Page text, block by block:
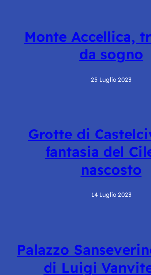
Monte Accellica,
da sogno
25 Luglio 2023
Grotte di
fantasia del
nascosto
14 Luglio 2023
Palazzo
di Luigi